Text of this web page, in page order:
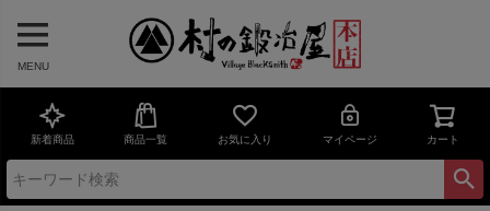
MENU
新着商品 商品一覧 お気に入り マイページ カート